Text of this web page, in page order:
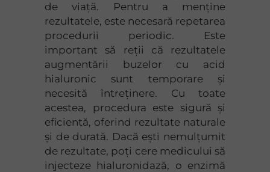
de viață. Pentru a menține
rezultatele, este necesară repetarea
procedurii periodic. Este
important să reții că rezultatele
augmentării buzelor cu acid
hialuronic sunt temporare și
necesită întreținere. Cu toate
acestea, procedura este sigură și
eficientă, oferind rezultate naturale
și de durată. Dacă ești nemulțumit
de rezultate, poți cere medicului să
injecteze hialuronidază, o enzimă